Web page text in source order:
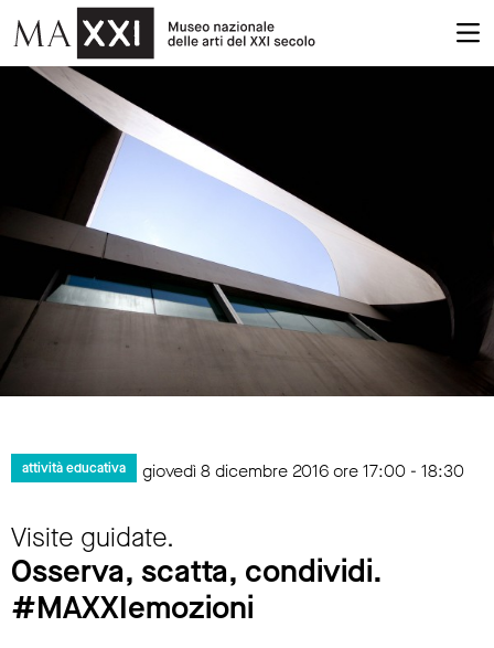
attività educativa giovedì 8 dicembre 2016 ore 17:00 - 18:30
Visite guidate.
Osserva, scatta, condividi.
#MAXXIemozioni